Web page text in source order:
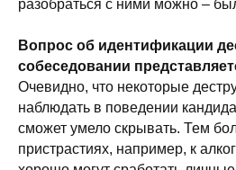
разобраться с ними можно –
Вопрос об идентификации
собеседовании
Очевидно, что некоторые
наблюдать в поведении
сможет умело скрывать. Тем
пристрастиях, например, к